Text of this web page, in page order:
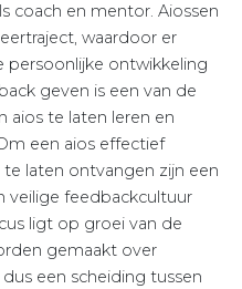
coach en mentor. Aiossen
waardoor er
persoonlijke ontwikkeling
geven is een van de
aios te laten leren en
een aios effectief
laten ontvangen zijn een
veilige feedbackcultuur
ligt op groei van de
gemaakt over
een scheiding tussen